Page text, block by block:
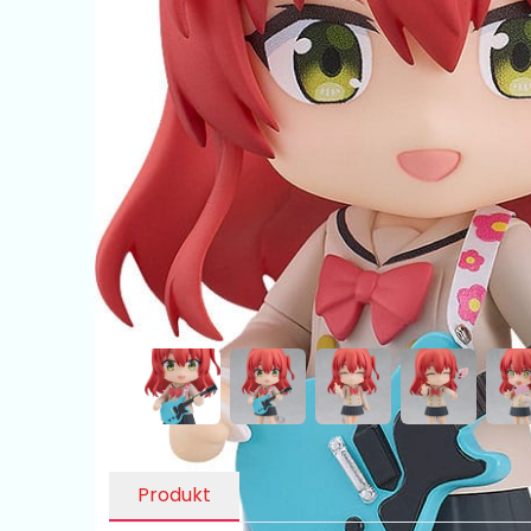
Produkt